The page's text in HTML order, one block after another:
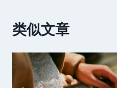
类似文章